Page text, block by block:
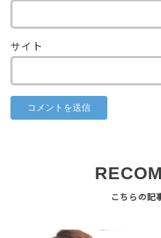
サイト